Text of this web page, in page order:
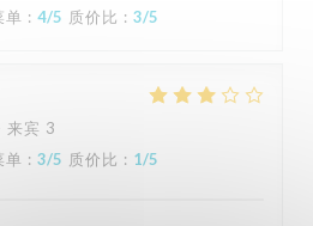
单 : 4/5 质价比 : 3/5
宾 3
单 : 3/5 质价比 : 1/5